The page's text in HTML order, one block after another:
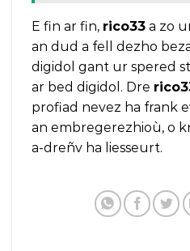
E fin ar fin, rico33 a zo
an dud a fell dezho
digidol gant ur spered
ar bed digidol. Dre
profiad nevez ha frank
an embregerezhioù, o
a-dreñv ha liesseurt.